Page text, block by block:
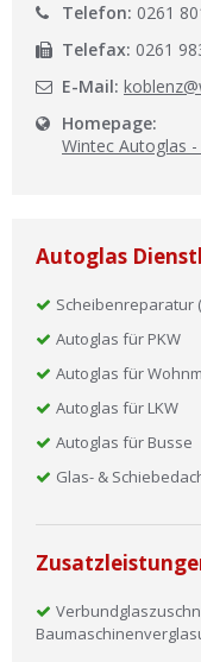
Telefon: 0261
Telefax: 0261
E-Mail:
Homepage:
Wintec Autoglas
Autoglas
Scheibenreparatur
Autoglas für PKW
Autoglas für
Autoglas für LKW
Autoglas für Busse
Glas- &